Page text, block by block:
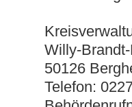
Willy-
50126
Telefon: